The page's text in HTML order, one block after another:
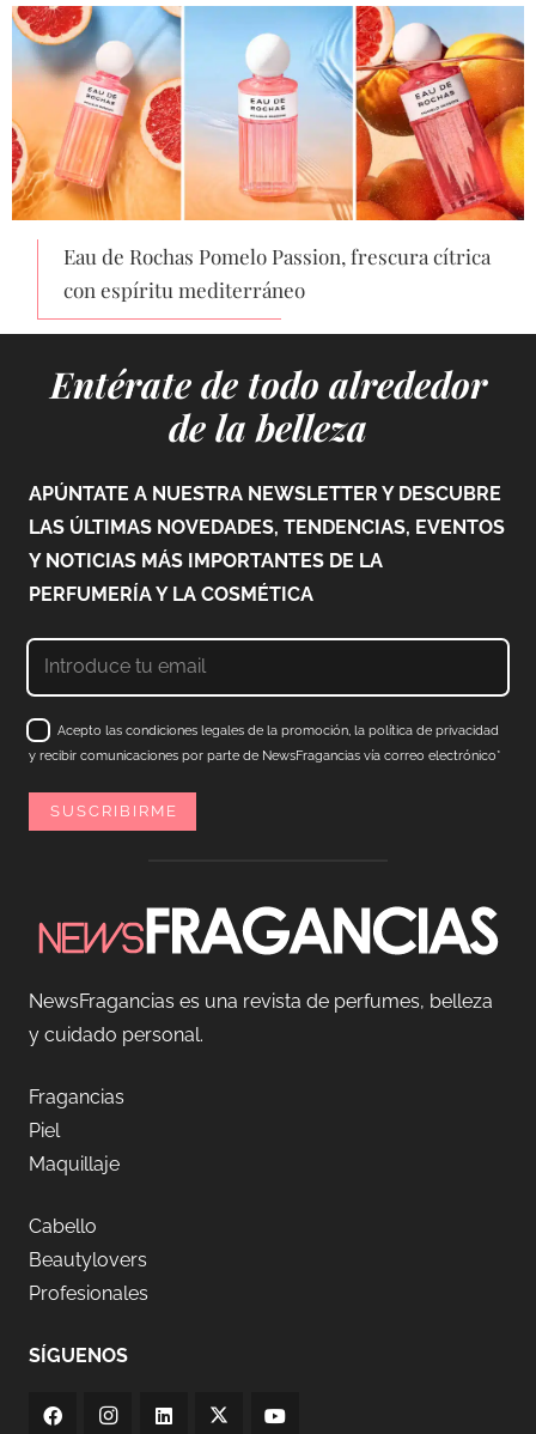
Eau de Rochas Pomelo Passion, frescura cítrica
con espíritu mediterráneo
Entérate de todo alrededor
de la belleza
APÚNTATE A NUESTRA NEWSLETTER Y DESCUBRE
LAS ÚLTIMAS NOVEDADES, TENDENCIAS, EVENTOS
Y NOTICIAS MÁS IMPORTANTES DE LA
PERFUMERÍA Y LA COSMÉTICA
Acepto las condiciones legales de la promoción, la política de privacidad
y recibir comunicaciones por parte de NewsFragancias vía correo electrónico*
NewsFragancias es una revista de perfumes, belleza
y cuidado personal.
Fragancias
Piel
Maquillaje
Cabello
Beautylovers
Profesionales
SÍGUENOS